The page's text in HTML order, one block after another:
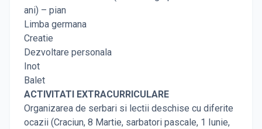
ani) – pian
Limba germana
Creatie
Dezvoltare personala
Inot
Balet
ACTIVITATI EXTRACURRICULARE
Organizarea de serbari si lectii deschise cu diferite
ocazii (Craciun, 8 Martie, sarbatori pascale, 1 Iunie,